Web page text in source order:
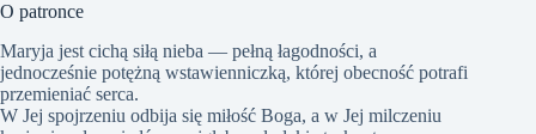
O patronce
Maryja jest cichą siłą nieba — pełną łagodności, a
jednocześnie potężną wstawienniczką, której obecność potrafi
przemieniać serca.
W Jej spojrzeniu odbija się miłość Boga, a w Jej milczeniu